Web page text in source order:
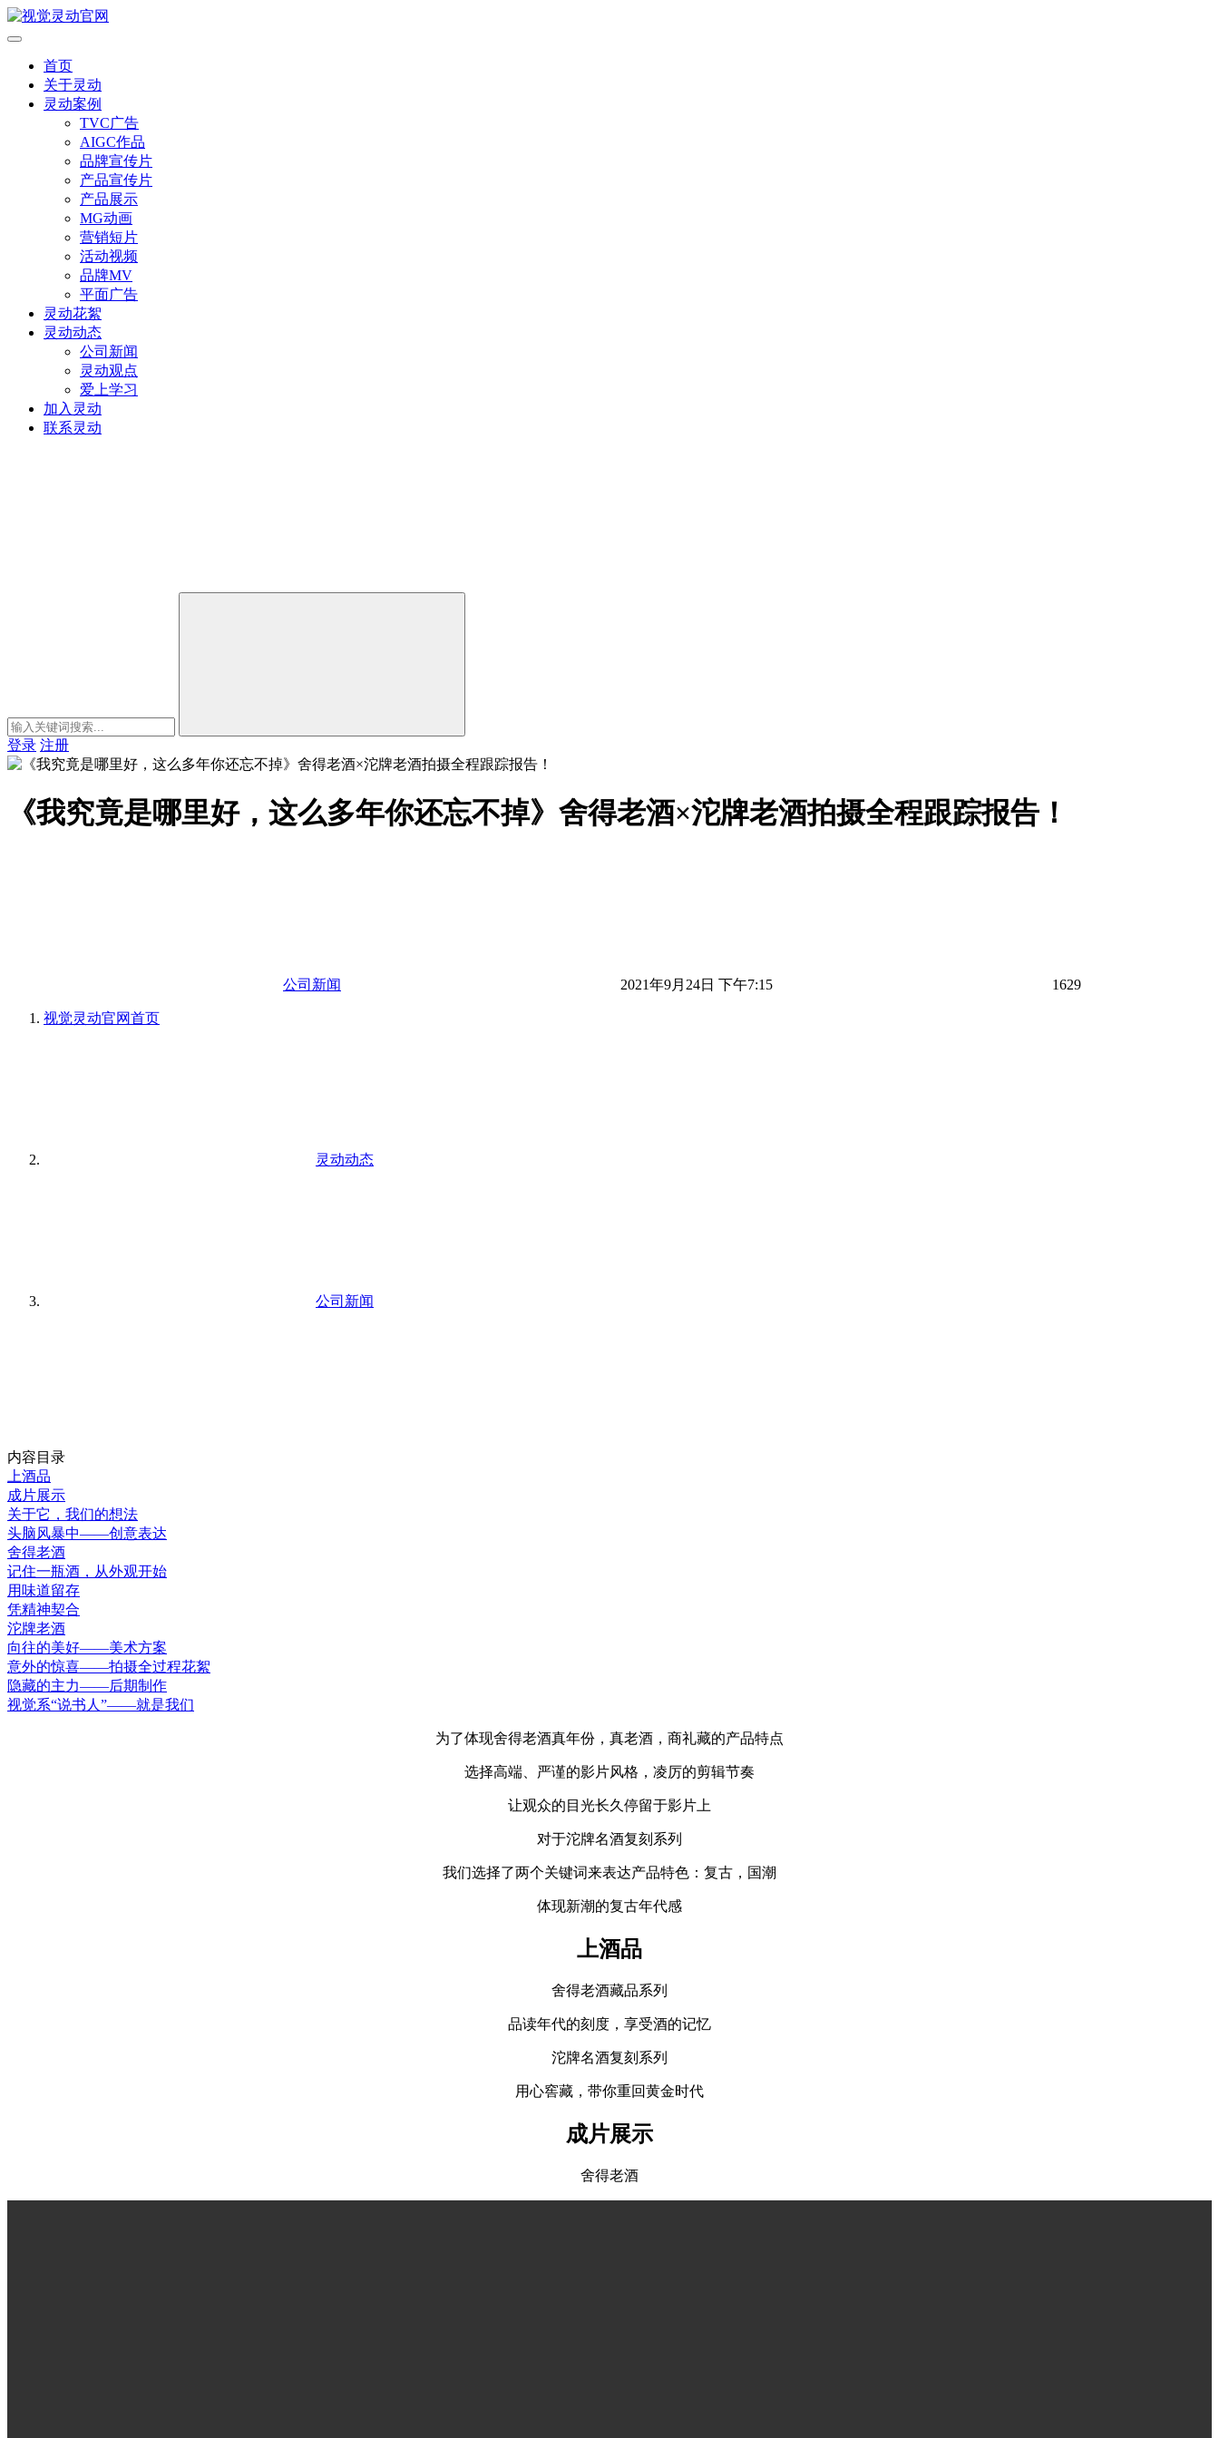
首页
关于灵动
灵动案例
TVC广告
AIGC作品
品牌宣传片
产品宣传片
产品展示
MG动画
营销短片
活动视频
品牌MV
平面广告
灵动花絮
灵动动态
公司新闻
灵动观点
爱上学习
加入灵动
联系灵动
登录 注册
《我究竟是哪里好，这么多年你还忘不掉》舍得老酒×沱牌老酒拍摄全程跟踪报告！
公司新闻 2021年9月24日 下午7:15 1629
视觉灵动官网首页
灵动动态
公司新闻
内容目录
上酒品
成片展示
关于它，我们的想法
头脑风暴中——创意表达
舍得老酒
记住一瓶酒，从外观开始
用味道留存
凭精神契合
沱牌老酒
向往的美好——美术方案
意外的惊喜——拍摄全过程花絮
隐藏的主力——后期制作
视觉系“说书人”——就是我们
为了体现舍得老酒真年份，真老酒，商礼藏的产品特点
选择高端、严谨的影片风格，凌厉的剪辑节奏
让观众的目光长久停留于影片上
对于沱牌名酒复刻系列
我们选择了两个关键词来表达产品特色：复古，国潮
体现新潮的复古年代感
上酒品
舍得老酒藏品系列
品读年代的刻度，享受酒的记忆
沱牌名酒复刻系列
用心窖藏，带你重回黄金时代
成片展示
舍得老酒